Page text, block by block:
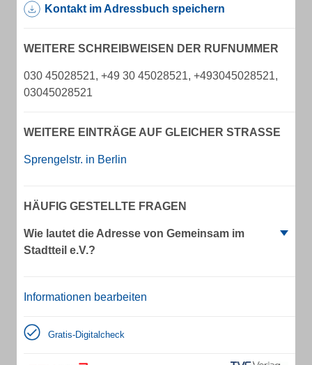
Kontakt im Adressbuch speichern
WEITERE SCHREIBWEISEN DER RUFNUMMER
030 45028521, +49 30 45028521, +493045028521,
03045028521
WEITERE EINTRÄGE AUF GLEICHER STRASSE
Sprengelstr. in Berlin
HÄUFIG GESTELLTE FRAGEN
Wie lautet die Adresse von Gemeinsam im
Stadtteil e.V.?
Informationen bearbeiten
Gratis-Digitalcheck